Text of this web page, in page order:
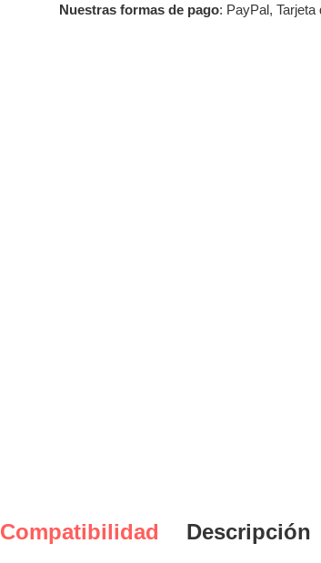
Nuestras formas de pago: PayPal, Tarjeta
Compatibilidad Descripción